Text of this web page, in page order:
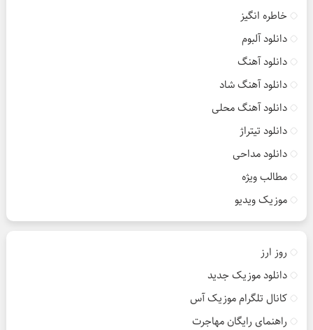
خاطره انگیز
دانلود آلبوم
دانلود آهنگ
دانلود آهنگ شاد
دانلود آهنگ محلی
دانلود تیتراژ
دانلود مداحی
مطالب ویژه
موزیک ویدیو
روز ارز
دانلود موزیک جدید
کانال تلگرام موزیک آس
راهنمای رایگان مهاجرت